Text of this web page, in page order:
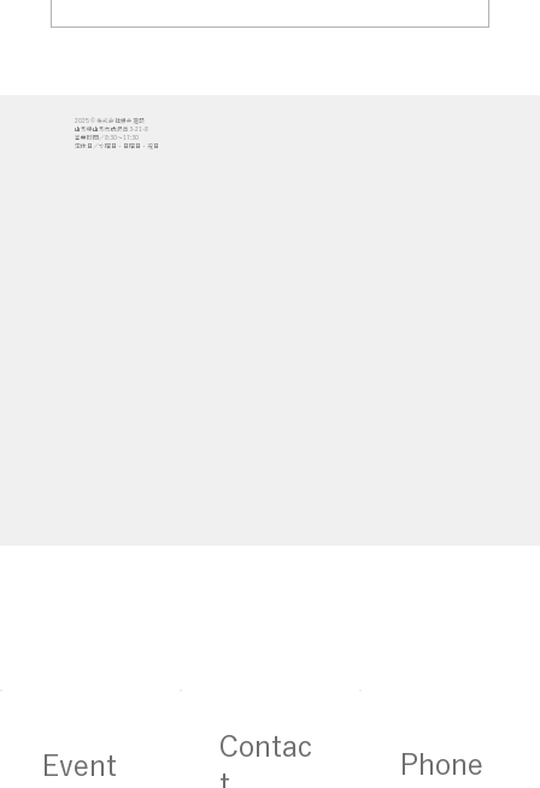
ト！家の骨組みが完成する3日間｜『四季
Event
Contac
Phone
2025 © 株式会社櫻井建設
山形県山形市成沢西3-21-8
営業時間／8:30〜17:30
定休日／水曜日・日曜日・祝日